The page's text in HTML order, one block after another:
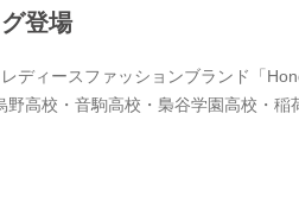
登場
レディースファッションブランド「
野高校・音駒高校・梟谷学園高校・